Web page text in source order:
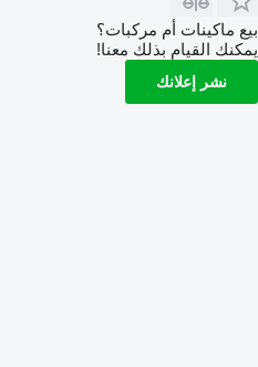
بيع ماكينات أم مركبات؟
يمكنك القيام بذلك معنا!
نشر إعلانك